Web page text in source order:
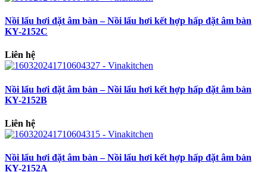
Nồi lẩu hơi đặt âm bàn – Nồi lẩu hơi kết hợp hấp đặt âm bàn
KY-2152C
Liên hệ
Nồi lẩu hơi đặt âm bàn – Nồi lẩu hơi kết hợp hấp đặt âm bàn
KY-2152B
Liên hệ
Nồi lẩu hơi đặt âm bàn – Nồi lẩu hơi kết hợp hấp đặt âm bàn
KY-2152A